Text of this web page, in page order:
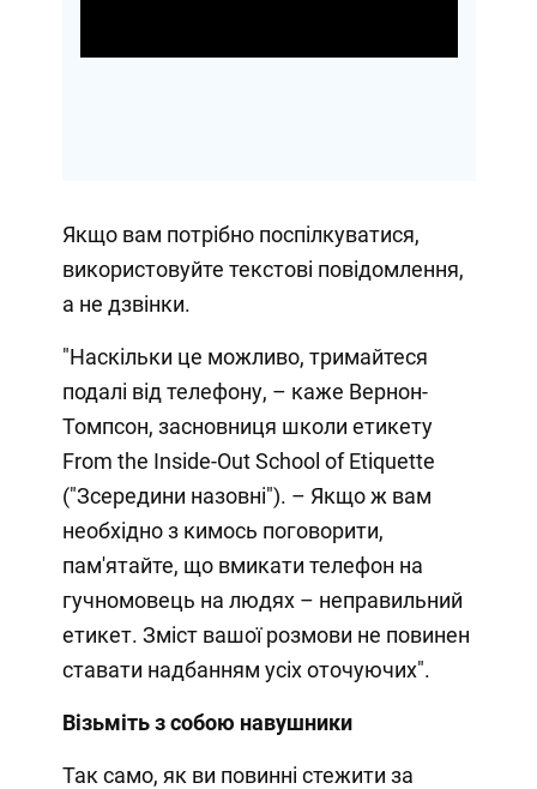
Якщо вам потрібно поспілкуватися,
використовуйте текстові повідомлення,
а не дзвінки.
"Наскільки це можливо, тримайтеся
подалі від телефону, – каже Вернон-
Томпсон, засновниця школи етикету
From the Inside-Out School of Etiquette
("Зсередини назовні"). – Якщо ж вам
необхідно з кимось поговорити,
пам'ятайте, що вмикати телефон на
гучномовець на людях – неправильний
етикет. Зміст вашої розмови не повинен
ставати надбанням усіх оточуючих".
Візьміть з собою навушники
Так само, як ви повинні стежити за